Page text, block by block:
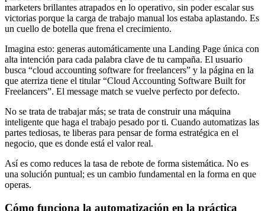
marketers brillantes atrapados en lo operativo, sin poder escalar sus
victorias porque la carga de trabajo manual los estaba aplastando. Es
un cuello de botella que frena el crecimiento.
Imagina esto: generas automáticamente una Landing Page única con
alta intención para cada palabra clave de tu campaña. El usuario
busca “cloud accounting software for freelancers” y la página en la
que aterriza tiene el titular “Cloud Accounting Software Built for
Freelancers”. El message match se vuelve perfecto por defecto.
No se trata de trabajar más; se trata de construir una máquina
inteligente que haga el trabajo pesado por ti. Cuando automatizas las
partes tediosas, te liberas para pensar de forma estratégica en el
negocio, que es donde está el valor real.
Así es como reduces la tasa de rebote de forma sistemática. No es
una solución puntual; es un cambio fundamental en la forma en que
operas.
Cómo funciona la automatización en la práctica